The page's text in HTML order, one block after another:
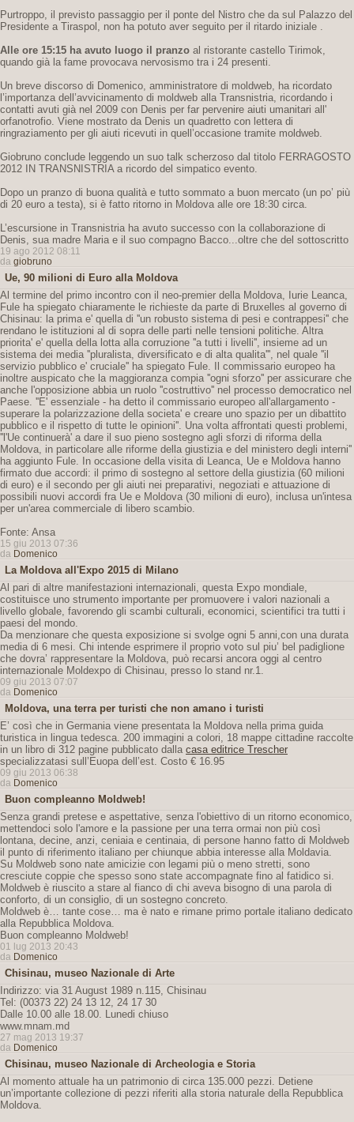
Purtroppo, il previsto passaggio per il ponte del Nistro che da sul Palazzo del
Presidente a Tiraspol, non ha potuto aver seguito per il ritardo iniziale .
Alle ore 15:15 ha avuto luogo il pranzo al ristorante castello Tirimok,
quando già la fame provocava nervosismo tra i 24 presenti.
Un breve discorso di Domenico, amministratore di moldweb, ha ricordato
l’importanza dell’avvicinamento di moldweb alla Transnistria, ricordando i
contatti avuti già nel 2009 con Denis per far pervenire aiuti umanitari all'
orfanotrofio. Viene mostrato da Denis un quadretto con lettera di
ringraziamento per gli aiuti ricevuti in quell’occasione tramite moldweb.
Giobruno conclude leggendo un suo talk scherzoso dal titolo FERRAGOSTO
2012 IN TRANSNISTRIA a ricordo del simpatico evento.
Dopo un pranzo di buona qualità e tutto sommato a buon mercato (un po’ più
di 20 euro a testa), si è fatto ritorno in Moldova alle ore 18:30 circa.
L’escursione in Transnistria ha avuto successo con la collaborazione di
Denis, sua madre Maria e il suo compagno Bacco...oltre che del sottoscritto
19 ago 2012 08:11
da giobruno
Ue, 90 milioni di Euro alla Moldova
Al termine del primo incontro con il neo-premier della Moldova, Iurie Leanca,
Fule ha spiegato chiaramente le richieste da parte di Bruxelles al governo di
Chisinau: la prima e' quella di ''un robusto sistema di pesi e contrappesi'' che
rendano le istituzioni al di sopra delle parti nelle tensioni politiche. Altra
priorita' e' quella della lotta alla corruzione ''a tutti i livelli'', insieme ad un
sistema dei media ''pluralista, diversificato e di alta qualita''', nel quale ''il
servizio pubblico e' cruciale'' ha spiegato Fule. Il commissario europeo ha
inoltre auspicato che la maggioranza compia ''ogni sforzo'' per assicurare che
anche l'opposizione abbia un ruolo ''costruttivo'' nel processo democratico nel
Paese. ''E' essenziale - ha detto il commissario europeo all'allargamento -
superare la polarizzazione della societa' e creare uno spazio per un dibattito
pubblico e il rispetto di tutte le opinioni''. Una volta affrontati questi problemi,
''l'Ue continuerà' a dare il suo pieno sostegno agli sforzi di riforma della
Moldova, in particolare alle riforme della giustizia e del ministero degli interni''
ha aggiunto Fule. In occasione della visita di Leanca, Ue e Moldova hanno
firmato due accordi: il primo di sostegno al settore della giustizia (60 milioni
di euro) e il secondo per gli aiuti nei preparativi, negoziati e attuazione di
possibili nuovi accordi fra Ue e Moldova (30 milioni di euro), inclusa un'intesa
per un'area commerciale di libero scambio.
Fonte: Ansa
15 giu 2013 07:36
da Domenico
La Moldova all'Expo 2015 di Milano
Al pari di altre manifestazioni internazionali, questa Expo mondiale,
costituisce uno strumento importante per promuovere i valori nazionali a
livello globale, favorendo gli scambi culturali, economici, scientifici tra tutti i
paesi del mondo.
Da menzionare che questa exposizione si svolge ogni 5 anni,con una durata
media di 6 mesi. Chi intende esprimere il proprio voto sul piu’ bel padiglione
che dovra’ rappresentare la Moldova, può recarsi ancora oggi al centro
internazionale Moldexpo di Chisinau, presso lo stand nr.1.
09 giu 2013 07:07
da Domenico
Moldova, una terra per turisti che non amano i turisti
E’ così che in Germania viene presentata la Moldova nella prima guida
turistica in lingua tedesca. 200 immagini a colori, 18 mappe cittadine raccolte
in un libro di 312 pagine pubblicato dalla casa editrice Trescher
specializzatasi sull’Euopa dell’est. Costo € 16.95
09 giu 2013 06:38
da Domenico
Buon compleanno Moldweb!
Senza grandi pretese e aspettative, senza l'obiettivo di un ritorno economico,
mettendoci solo l'amore e la passione per una terra ormai non più così
lontana, decine, anzi, ceniaia e centinaia, di persone hanno fatto di Moldweb
il punto di riferimento italiano per chiunque abbia interesse alla Moldavia.
Su Moldweb sono nate amicizie con legami più o meno stretti, sono
cresciute coppie che spesso sono state accompagnate fino al fatidico si.
Moldweb è riuscito a stare al fianco di chi aveva bisogno di una parola di
conforto, di un consiglio, di un sostegno concreto.
Moldweb è… tante cose… ma è nato e rimane primo portale italiano dedicato
alla Repubblica Moldova.
Buon compleanno Moldweb!
01 lug 2013 20:43
da Domenico
Chisinau, museo Nazionale di Arte
Indirizzo: via 31 August 1989 n.115, Chisinau
Tel: (00373 22) 24 13 12, 24 17 30
Dalle 10.00 alle 18.00. Lunedi chiuso
www.mnam.md
27 mag 2013 19:37
da Domenico
Chisinau, museo Nazionale di Archeologia e Storia
Al momento attuale ha un patrimonio di circa 135.000 pezzi. Detiene
un’importante collezione di pezzi riferiti alla storia naturale della Repubblica
Moldova.